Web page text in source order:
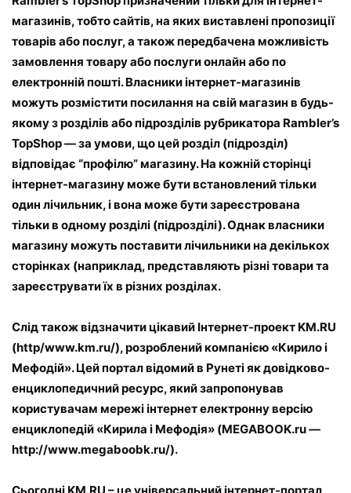
магазинів, тобто сайтів, на яких виставлені пропозиції
товарів або послуг, а також передбачена можливість
замовлення товару або послуги онлайн або по
електронній пошті. Власники інтернет-магазинів
можуть розмістити посилання на свій магазин в будь-
якому з розділів або підрозділів рубрикатора Rambler’s
TopShop — за умови, що цей розділ (підрозділ)
відповідає “профілю” магазину. На кожній сторінці
інтернет-магазину може бути встановлений тільки
один лічильник, і вона може бути зареєстрована
тільки в одному розділі (підрозділі). Однак власники
магазину можуть поставити лічильники на декількох
сторінках (наприклад, представляють різні товари та
зареєструвати їх в різних розділах.
Слід також відзначити цікавий Інтернет-проект KM.RU
(http/www.km.ru/), розроблений компанією «Кирило і
Мефодій». Цей портал відомий в Рунеті як довідково-
енциклопедичний ресурс, який запропонував
користувачам мережі інтернет електронну версію
енциклопедій «Кирила і Мефодія» (MEGABOOK.ru —
http://www.megaboobk.ru/).